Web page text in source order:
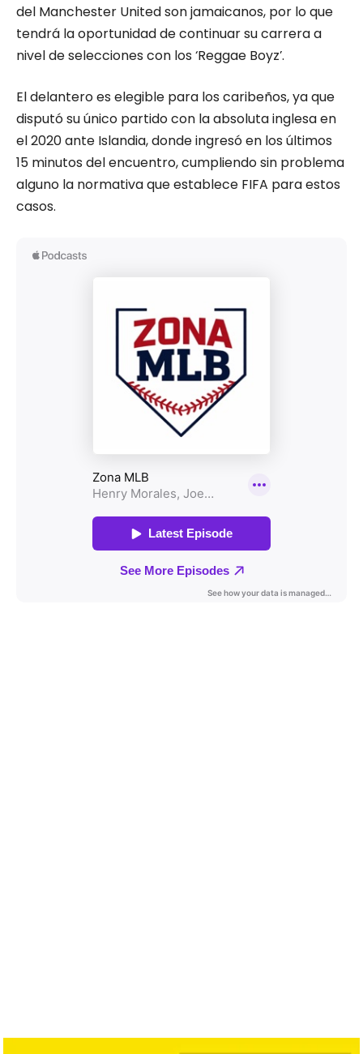
del Manchester United son jamaicanos, por lo que
tendrá la oportunidad de continuar su carrera a
nivel de selecciones con los ‘Reggae Boyz’.
El delantero es elegible para los caribeños, ya que
disputó su único partido con la absoluta inglesa en
el 2020 ante Islandia, donde ingresó en los últimos
15 minutos del encuentro, cumpliendo sin problema
alguno la normativa que establece FIFA para estos
casos.